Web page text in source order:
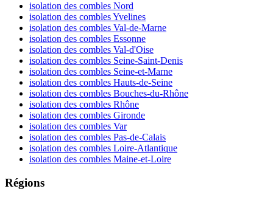
isolation des combles Nord
isolation des combles Yvelines
isolation des combles Val-de-Marne
isolation des combles Essonne
isolation des combles Val-d'Oise
isolation des combles Seine-Saint-Denis
isolation des combles Seine-et-Marne
isolation des combles Hauts-de-Seine
isolation des combles Bouches-du-Rhône
isolation des combles Rhône
isolation des combles Gironde
isolation des combles Var
isolation des combles Pas-de-Calais
isolation des combles Loire-Atlantique
isolation des combles Maine-et-Loire
Régions